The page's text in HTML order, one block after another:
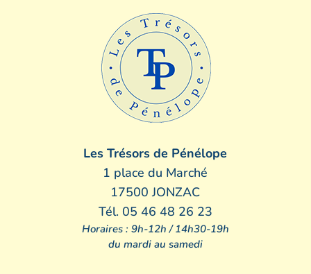
Les Trésors de Pénélope
1 place du Marché
17500 JONZAC
Tél. 05 46 48 26 23
Horaires : 9h-12h / 14h30-19h
du mardi au samedi